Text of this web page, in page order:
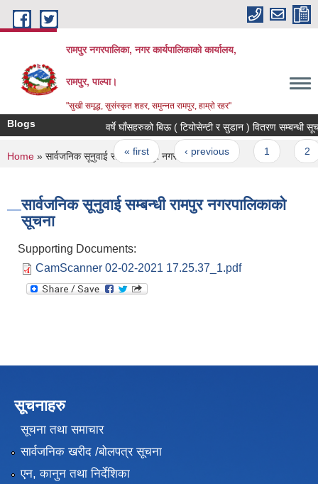
Skip to main content
रामपुर नगरपालिका, नगर कार्यपालिकाको कार्यालय,
रामपुर, पाल्पा।
"सुखी समृद्ध, सुसंस्कृत शहर, समुन्नत रामपुर, हाम्रो रहर"
Blogs वर्षे घाँसहरुको बिऊ ( टियोसेन्टी र सुडान ) वितरण
Pages
« first ‹ previous
You are here
Home » सार्वजनिक सूनुवाई सम्बन्धी रामपुर नगरपालिकाको सूचना
सार्वजनिक सूनुवाई सम्बन्धी रामपुर नगरपालिकाको
सूचना
Supporting Documents:
CamScanner 02-02-2021 17.25.37_1.pdf
सूचनाहरु
सूचना तथा समाचार
सार्वजनिक खरीद /बोलपत्र सूचना
एन, कानुन तथा निर्देशिका